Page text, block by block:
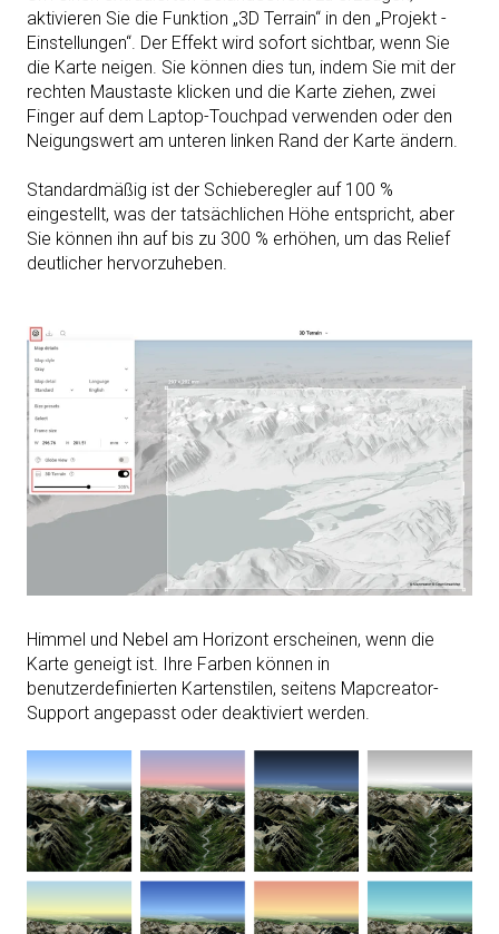
aktivieren Sie die Funktion „3D Terrain“ in den „Projekt ­
Einstellungen“. Der Effekt wird sofort sichtbar, wenn Sie
die Karte neigen. Sie können dies tun, indem Sie mit der
rechten Maustaste klicken und die Karte ziehen, zwei
Finger auf dem Laptop-Touchpad verwenden oder den
Neigungswert am unteren linken Rand der Karte ändern.
Standardmäßig ist der Schieberegler auf 100 %
eingestellt, was der tatsächlichen Höhe entspricht, aber
Sie können ihn auf bis zu 300 % erhöhen, um das Relief
deutlicher hervorzuheben.
Himmel und Nebel am Horizont erscheinen, wenn die
Karte geneigt ist. Ihre Farben können in
benutzerdefinierten Kartenstilen, seitens Mapcreator-
Support angepasst oder deaktiviert werden.